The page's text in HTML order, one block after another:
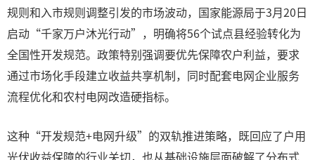
规则和入市规则调整引发的市场波动，国家能源局于3月20日
启动“千家万户沐光行动”，明确将56个试点县经验转化为
全国性开发规范。政策特别强调要优先保障农户利益，要求
通过市场化手段建立收益共享机制，同时配套电网企业服务
流程优化和农村电网改造硬指标。
这种“开发规范+电网升级”的双轨推进策略，既回应了户用
光伏收益保障的行业关切，也从基础设施层面破解了分布式